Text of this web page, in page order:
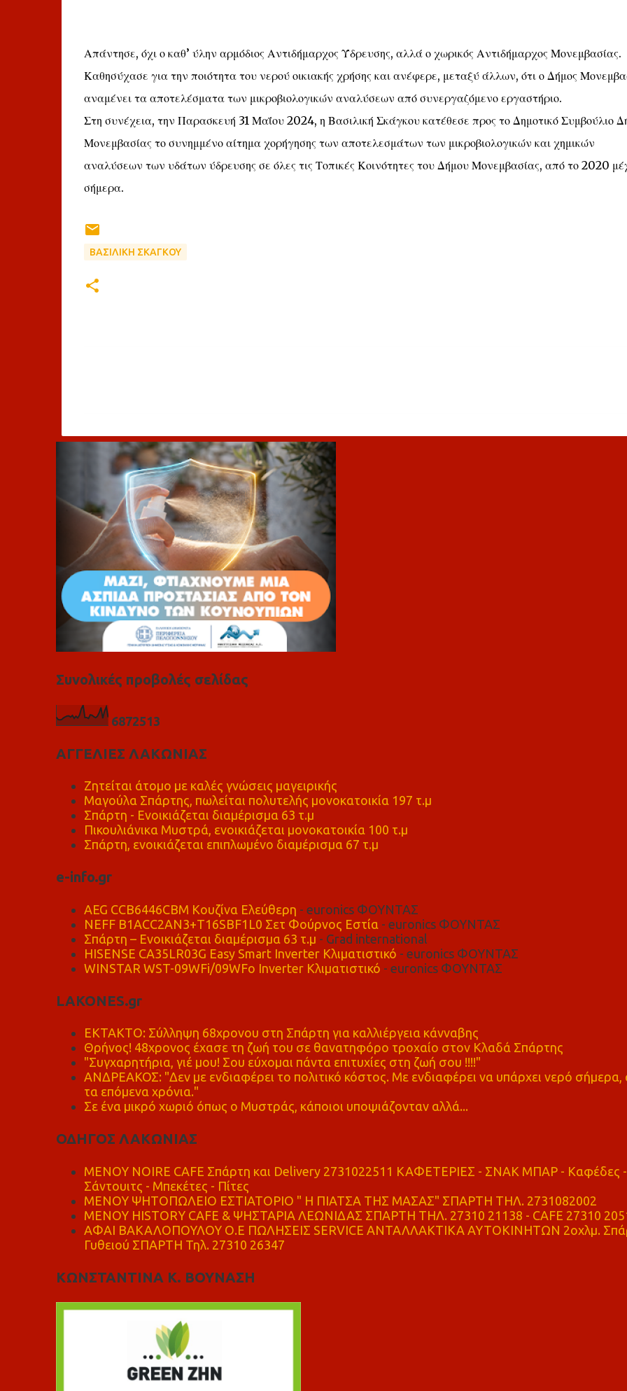
Απάντησε, όχι ο καθ’ ύλην αρμόδιος Αντιδήμαρχος Ύδρευσης, αλλά ο χωρικός Αντιδήμαρχος Μονεμβασίας.
Καθησύχασε για την ποιότητα του νερού οικιακής χρήσης και ανέφερε, μεταξύ άλλων, ότι ο Δήμος
αναμένει τα αποτελέσματα των μικροβιολογικών αναλύσεων από συνεργαζόμενο εργαστήριο.
Στη συνέχεια, την Παρασκευή 31 Μαΐου 2024, η Βασιλική Σκάγκου κατέθεσε προς το Δημοτικό Συμβούλιο
Μονεμβασίας το συνημμένο αίτημα χορήγησης των αποτελεσμάτων των μικροβιολογικών και χημικών
αναλύσεων των υδάτων ύδρευσης σε όλες τις Τοπικές Κοινότητες του Δήμου Μονεμβασίας, από το 2020
σήμερα.
ΒΑΣΙΛΙΚΗ ΣΚΑΓΚΟΥ
λ
Συνολικές προβολές σελίδας
6872513
ΑΓΓΕΛΙΕΣ ΛΑΚΩΝΙΑΣ
Ζητείται άτομο με καλές γνώσεις μαγειρικής
Μαγούλα Σπάρτης, πωλείται πολυτελής μονοκατοικία 197 τ.μ
Σπάρτη - Ενοικιάζεται διαμέρισμα 63 τ.μ
Πικουλιάνικα Μυστρά, ενοικιάζεται μονοκατοικία 100 τ.μ
Σπάρτη, ενοικιάζεται επιπλωμένο διαμέρισμα 67 τ.μ
e-info.gr
AEG CCB6446CBM Κουζίνα Ελεύθερη - euronics ΦΟΥΝΤΑΣ
NEFF B1ACC2AN3+T16SBF1L0 Σετ Φούρνος Εστία - euronics ΦΟΥΝΤΑΣ
Σπάρτη – Ενοικιάζεται διαμέρισμα 63 τ.μ - Grad international
HISENSE CA35LR03G Easy Smart Inverter Κλιματιστικό - euronics ΦΟΥΝΤΑΣ
WINSTAR WST-09WFi/09WFo Inverter Κλιματιστικό - euronics ΦΟΥΝΤΑΣ
LAKONES.gr
ΕΚΤΑΚΤΟ: Σύλληψη 68χρονου στη Σπάρτη για καλλιέργεια κάνναβης
Θρήνος! 48χρονος έχασε τη ζωή του σε θανατηφόρο τροχαίο στον Κλαδά Σπάρτης
"Συγχαρητήρια, γιέ μου! Σου εύχομαι πάντα επιτυχίες στη ζωή σου !!!!"
ΑΝΔΡΕΑΚΟΣ: "Δεν με ενδιαφέρει το πολιτικό κόστος. Με ενδιαφέρει να υπάρχει νερό σήμερα,
τα επόμενα χρόνια."
Σε ένα μικρό χωριό όπως ο Μυστράς, κάποιοι υποψιάζονταν αλλά...
ΟΔΗΓΟΣ ΛΑΚΩΝΙΑΣ
MENOY NOIRE CAFE Σπάρτη και Delivery 2731022511 ΚΑΦΕΤΕΡΙΕΣ - ΣΝΑΚ ΜΠΑΡ - Καφέδες -
Σάντουιτς - Μπεκέτες - Πίτες
ΜΕΝΟΥ ΨΗΤΟΠΩΛΕΙΟ ΕΣΤΙΑΤΟΡΙΟ " Η ΠΙΑΤΣΑ ΤΗΣ ΜΑΣΑΣ" ΣΠΑΡΤΗ ΤΗΛ. 2731082002
ΜΕΝΟΥ HISTORY CAFE & ΨΗΣΤΑΡΙΑ ΛΕΩΝΙΔΑΣ ΣΠΑΡΤΗ ΤΗΛ. 27310 21138 - CAFE 27310
ΑΦΑΙ ΒΑΚΑΛΟΠΟΥΛΟΥ Ο.Ε ΠΩΛΗΣΕΙΣ SERVICE ΑΝΤΑΛΛΑΚΤΙΚΑ ΑΥΤΟΚΙΝΗΤΩΝ 2οχλμ.
Γυθειού ΣΠΑΡΤΗ Τηλ. 27310 26347
ΚΩΝΣΤΑΝΤΙΝΑ Κ. ΒΟΥΝΑΣΗ